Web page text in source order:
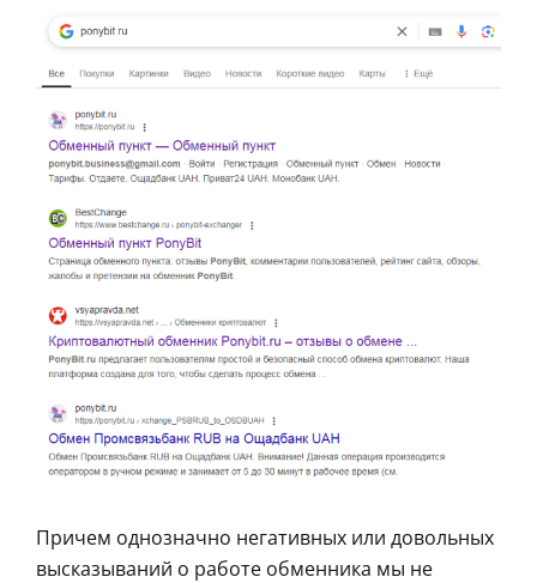
Причем однозначно негативных или довольных
высказываний о работе обменника мы не